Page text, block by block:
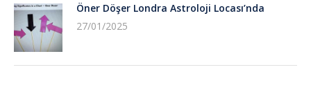
Öner Döşer Londra Astroloji Locası’nda
27/01/2025